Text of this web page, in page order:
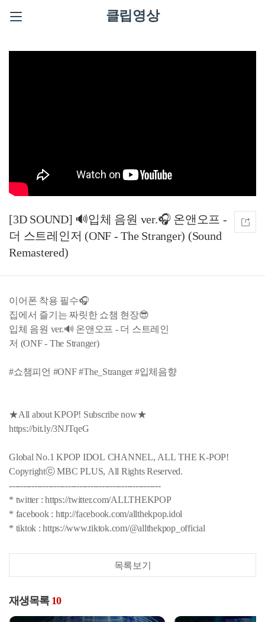
클립영상
[3D SOUND] 🔊입체 음원 ver.🎧 온앤오프 -
더 스트레인저 (ONF - The Stranger) (Sound
Remastered)
이어폰 착용 필수🎧
집에서 즐기는 짜릿한 쇼챔 현장😎
입체 음원 ver.🔊 온앤오프 - 더 스트레인
저 (ONF - The Stranger)
#쇼챔피언 #ONF #The_Stranger #입체음향
★All about KPOP! Subscribe now★
https://bit.ly/3NJTqeG
Global No.1 KPOP IDOL CHANNEL, ALL THE K-POP!
Copyrightⓒ MBC PLUS, All Rights Reserved.
------------------------------------------------------
* twitter : https://twitter.com/ALLTHEKPOP
* facebook : http://facebook.com/allthekpop.idol
* tiktok : https://www.tiktok.com/@allthekpop_official
목록보기
재생목록 10